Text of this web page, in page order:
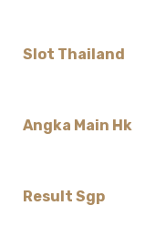
Slot Thailand
Angka Main Hk
Result Sgp